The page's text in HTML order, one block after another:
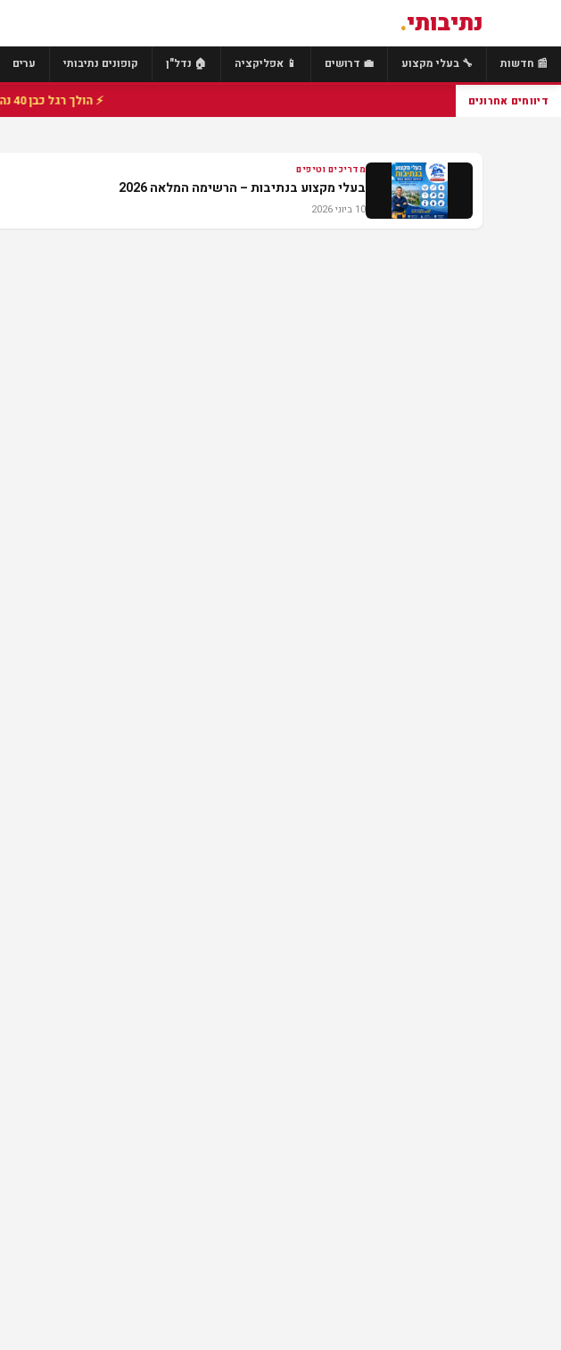
נתיבותי.
📰 חדשות 🔧 בעלי מקצוע 💼 דרושים 📱 אפליקציה 🏠 נדל"ן קופונים נתיבותי ערים
דיווחים אחרונים ⚡ הולך רגל כבן 40 נהרג מפגיעת רכב בכביש 25 סמוך לצומת הנשיא, מתנדבי זק"א פועלו בזירה
מדריכים וטיפים
בעלי מקצוע בנתיבות – הרשימה המלאה 2026
10 ביוני 2026